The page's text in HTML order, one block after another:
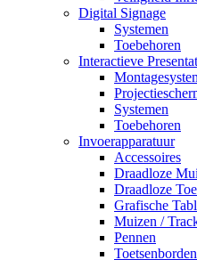
Digital Signage
Systemen
Toebehoren
Interactieve
Systemen
Toebehoren
Invoerapparatuur
Accessoires
Draadloze
Draadloze
Grafische
Muizen /
Pennen